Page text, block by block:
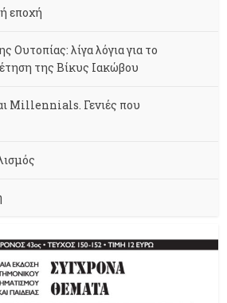
εποχή
Ουτοπίας: λίγα λόγια για το
της Βίκυς Ιακώβου
Millennials. Γενιές που